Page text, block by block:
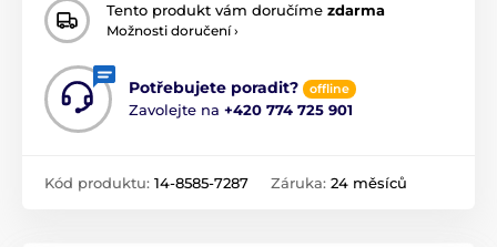
Tento produkt vám doručíme zdarma
Možnosti doručení ›
Potřebujete poradit? offline
Zavolejte na +420 774 725 901
Kód produktu: 14-8585-7287 Záruka: 24 měsíců